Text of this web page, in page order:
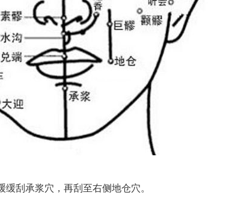
刮承浆穴，再刮至右侧地仓穴。